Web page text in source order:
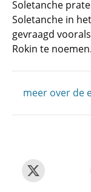
Soletanche
Soletanche in
gevraagd
Rokin te
meer over de